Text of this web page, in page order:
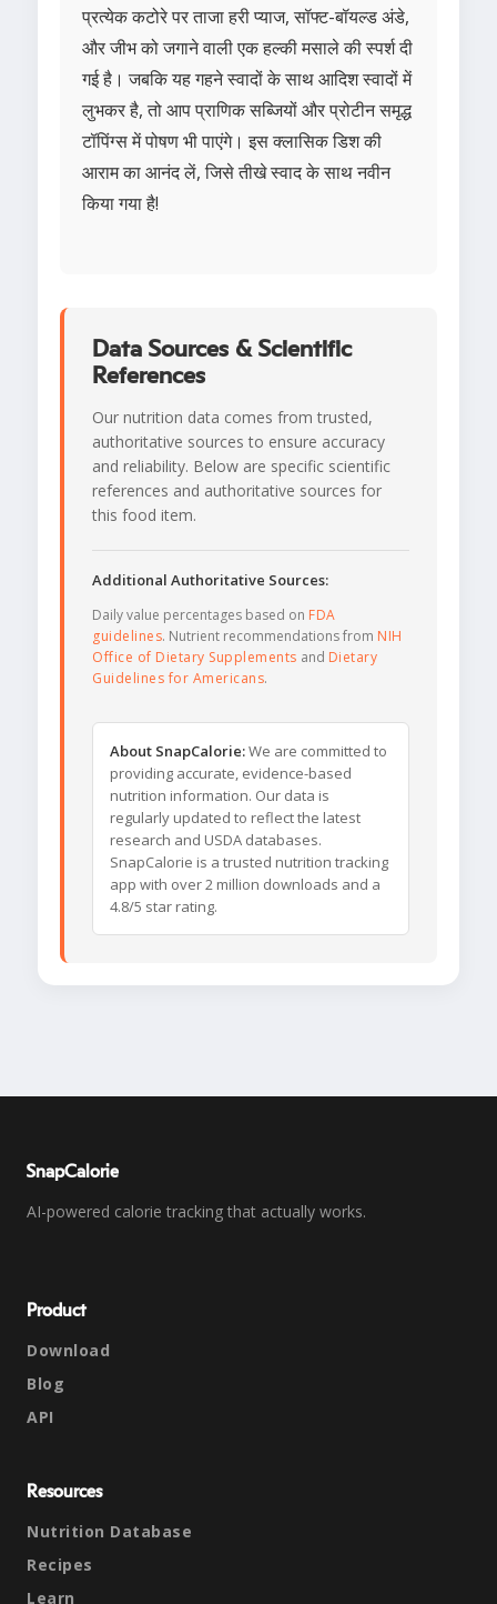
प्रत्येक कटोरे पर ताजा हरी प्याज, सॉफ्ट-बॉयल्ड अंडे,
और जीभ को जगाने वाली एक हल्की मसाले की स्पर्श दी
गई है। जबकि यह गहने स्वादों के साथ आदिश स्वादों में
लुभकर है, तो आप प्राणिक सब्जियों और प्रोटीन समृद्ध
टॉपिंग्स में पोषण भी पाएंगे। इस क्लासिक डिश की
आराम का आनंद लें, जिसे तीखे स्वाद के साथ नवीन
किया गया है!
Data Sources & Scientific
References
Our nutrition data comes from trusted,
authoritative sources to ensure accuracy
and reliability. Below are specific scientific
references and authoritative sources for
this food item.
Additional Authoritative Sources:
Daily value percentages based on FDA
guidelines. Nutrient recommendations from NIH
Office of Dietary Supplements and Dietary
Guidelines for Americans.
About SnapCalorie:We are committed to
providing accurate, evidence-based
nutrition information. Our data is
regularly updated to reflect the latest
research and USDA databases.
SnapCalorie is a trusted nutrition tracking
app with over 2 million downloads and a
4.8/5 star rating.
SnapCalorie
AI-powered calorie tracking that actually works.
Product
Download
Blog
API
Resources
Nutrition Database
Recipes
Learn